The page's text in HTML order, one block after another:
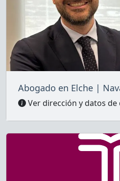
Abogado en Elche |
Ver dirección y datos de